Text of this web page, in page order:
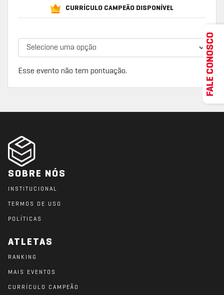
CURRÍCULO CAMPEÃO DISPONÍVEL
Esse evento não tem pontuação.
SOBRE NÓS
INSTITUCIONAL
TERMOS DE USO
POLÍTICAS
ATLETAS
RANKING
MAIS EVENTOS
CURRÍCULO CAMPEÃO
FALE CONOSCO